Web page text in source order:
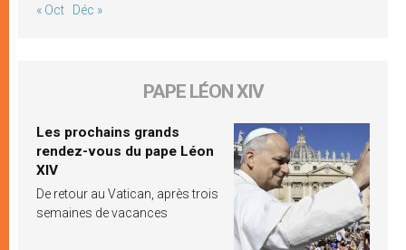
« Oct Déc »
PAPE LÉON XIV
Les prochains grands
rendez-vous du pape Léon
XIV
De retour au Vatican, après trois
semaines de vacances